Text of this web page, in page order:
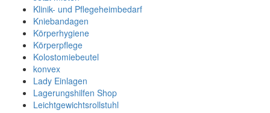
Klinik- und Pflegeheimbedarf
Kniebandagen
Körperhygiene
Körperpflege
Kolostomiebeutel
konvex
Lady Einlagen
Lagerungshilfen Shop
Leichtgewichtsrollstuhl